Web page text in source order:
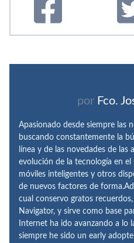
por Fco.
Apasionado desde siempre las
buscando constantemente la
línea y de las novedades de las
evolución de la tecnología en
móviles inteligentes y otros
de nuevos factores de
cual conservo gratos
Navigator, y sirve como base
Internet ha ido avanzando a lo
siempre he sido un early